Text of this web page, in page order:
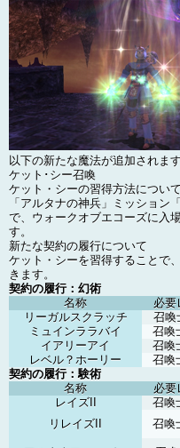
以下の新たな魔法が追加されます
ケット･シー召喚
ケット・シーの習得方法について
「アルタナの神兵」ミッション
で、ウォークオブエコーズに入
す。
新たな契約の履行について
ケット・シーを習得することで
きます。
契約の履行：幻術
名称
必要
リーガルスクラッチ
召喚
ミュインララバイ
召喚
イアリーアイ
召喚
レベル？ホーリー
召喚
契約の履行：験術
名称
必要
レイズII
召喚
リレイズII
召喚